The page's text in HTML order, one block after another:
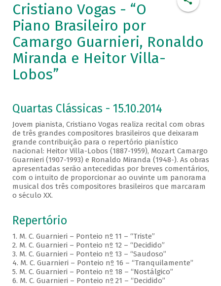
Cristiano Vogas - “O
Piano Brasileiro por
Camargo Guarnieri, Ronaldo
Miranda e Heitor Villa-
Lobos”
Quartas Clássicas - 15.10.2014
Jovem pianista, Cristiano Vogas realiza recital com obras
de três grandes compositores brasileiros que deixaram
grande contribuição para o repertório pianístico
nacional: Heitor Villa-Lobos (1887-1959), Mozart Camargo
Guarnieri (1907-1993) e Ronaldo Miranda (1948-). As obras
apresentadas serão antecedidas por breves comentários,
com o intuito de proporcionar ao ouvinte um panorama
musical dos três compositores brasileiros que marcaram
o século XX.
Repertório
1. M. C. Guarnieri – Ponteio nº 11 – “Triste”
2. M. C. Guarnieri – Ponteio nº 12 – “Decidido”
3. M. C. Guarnieri – Ponteio nº 13 – “Saudoso”
4. M. C. Guarnieri – Ponteio nº 16 – “Tranquilamente”
5. M. C. Guarnieri – Ponteio nº 18 – “Nostálgico”
6. M. C. Guarnieri – Ponteio nº 21 – “Decidido”